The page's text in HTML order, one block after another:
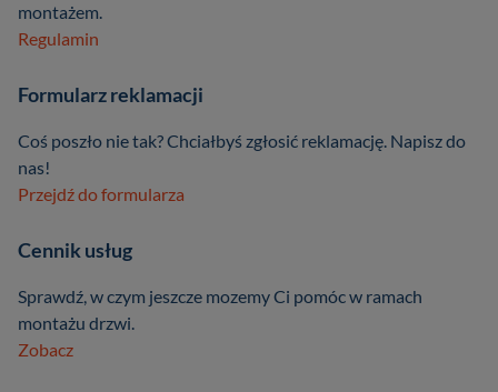
montażem.
Regulamin
Formularz reklamacji
Coś poszło nie tak? Chciałbyś zgłosić reklamację. Napisz do
nas!
Przejdź do formularza
Cennik usług
Sprawdź, w czym jeszcze mozemy Ci pomóc w ramach
montażu drzwi.
Zobacz